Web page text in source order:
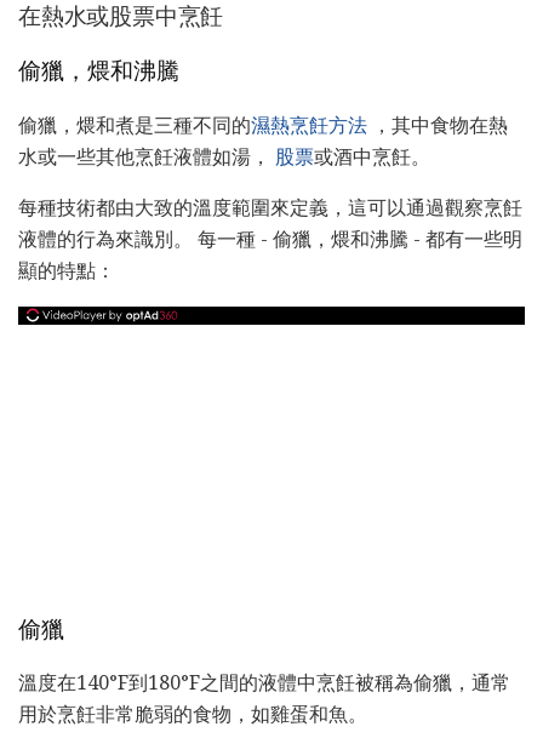
在熱水或股票中烹飪
偷獵，煨和沸騰
偷獵，煨和煮是三種不同的濕熱烹飪方法 ，其中食物在熱
水或一些其他烹飪液體如湯，
股票或酒中烹飪。
每種技術都由大致的溫度範圍來定義，這可以通過觀察烹飪
液體的行為來識別。 每一種 - 偷獵，煨和沸騰 - 都有一些明
顯的特點：
偷獵
溫度在140°F到180°F之間的液體中烹飪被稱為偷獵，通常
用於烹飪非常脆弱的食物，如雞蛋和魚。